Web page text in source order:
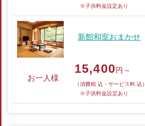
※子供料金設定あり
新館和室おまかせ
お一人様
15,400円～
（消費税 込・サービス料 込）
※子供料金設定あり